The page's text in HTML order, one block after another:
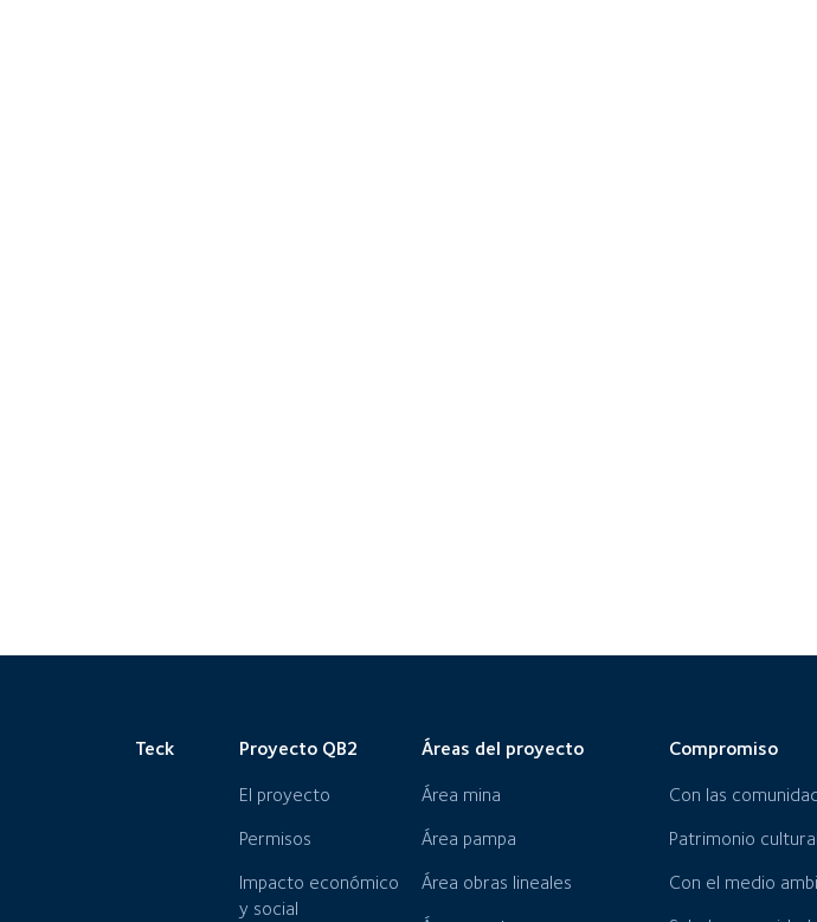
Teck Proyecto QB2
El proyecto
Permisos
Impacto económico
y social
Áreas del proyecto
Área mina
Área pampa
Área obras lineales
Compromiso
Con las
Patrimonio cultural
Con el medio